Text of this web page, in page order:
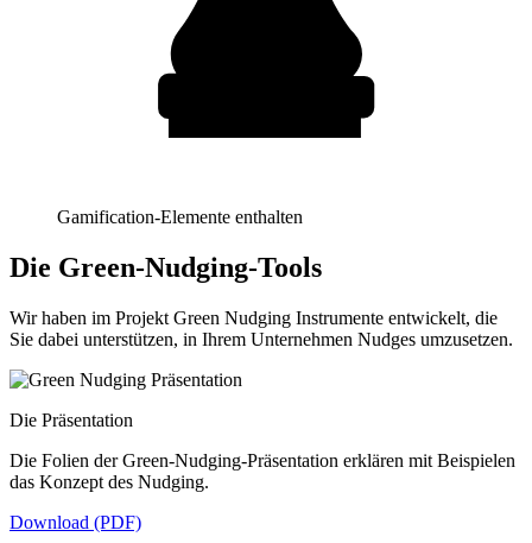
Gamification-Elemente enthalten
Die Green-Nudging-Tools
Wir haben im Projekt Green Nudging Instrumente entwickelt, die
Sie dabei unterstützen, in Ihrem Unternehmen Nudges umzusetzen.
Die Präsentation
Die Folien der Green-Nudging-Präsentation erklären mit Beispielen
das Konzept des Nudging.
Download (PDF)